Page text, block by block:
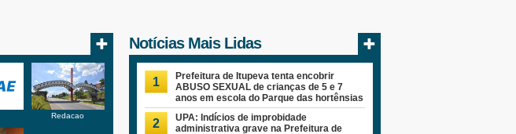
Redacao
Notícias Mais Lidas
1
Prefeitura de Itupeva tenta encobrir
ABUSO SEXUAL de crianças de 5 e 7
anos em escola do Parque das hortênsias
2
UPA: Indícios de improbidade
administrativa grave na Prefeitura de